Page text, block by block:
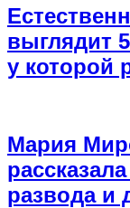
выглядит
у которой
Мария
развода и